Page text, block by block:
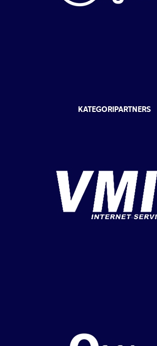
KATEGORIPARTNERS